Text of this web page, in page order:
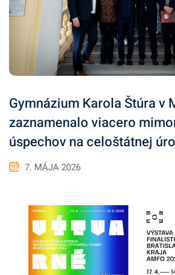
Gymnázium Karola Štúra v
zaznamenalo viacero
úspechov na celoštátnej
7. MÁJA 2026